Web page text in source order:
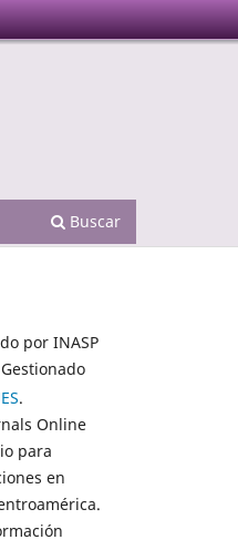
Buscar
por INASP
.
Online
para
en